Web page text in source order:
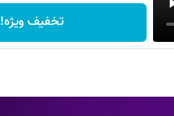
تخفیف ویژه!